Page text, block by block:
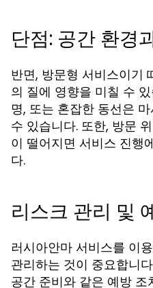
단점: 공간 환경
반면, 방문형 서비스이기
의 질에 영향을 미칠 수
명, 또는 혼잡한 동선은
수 있습니다. 또한, 방문
이 떨어지면 서비스 진행
다.
리스크 관리 및
러시아안마 서비스를 이
관리하는 것이 중요합니
공간 준비와 같은 예방